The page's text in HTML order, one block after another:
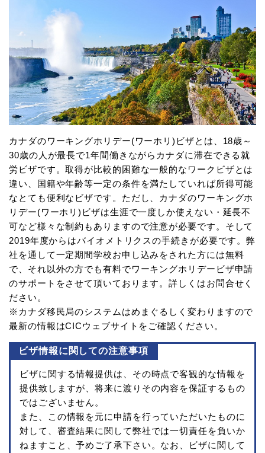
カナダのワーキングホリデー(ワーホリ)ビザとは、18歳～
30歳の人が最長で1年間働きながらカナダに滞在できる就
労ビザです。取得が比較的困難な一般的なワークビザとは
違い、国籍や年齢等一定の条件を満たしていれば所得可能
なとても便利なビザです。ただし、カナダのワーキングホ
リデー(ワーホリ)ビザは生涯で一度しか使えない・延長不
可など様々な制約もありますので注意が必要です。そして
2019年度からはバイオメトリクスの手続きが必要です。弊
社を通して一定期間学校お申し込みをされた方には無料
で、それ以外の方でも有料でワーキングホリデービザ申請
のサポートをさせて頂いております。詳しくはお問合せく
ださい。
※カナダ移民局のシステムはめまぐるしく変わりますので
最新の情報はCICウェブサイトをご確認ください。
ビザ情報に関しての注意事項
ビザに関する情報提供は、その時点で客観的な情報を
提供致しますが、将来に渡りその内容を保証するもの
ではございません。
また、この情報を元に申請を行っていただいたものに
対して、審査結果に関して弊社では一切責任を負いか
ねますこと、予めご了承下さい。なお、ビザに関して